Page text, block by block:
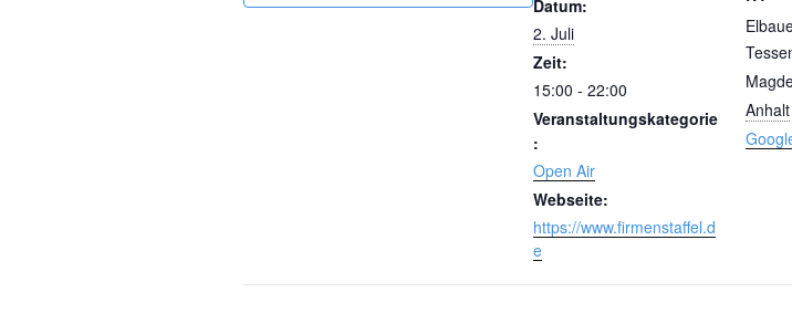
Datum:
2. Juli
Zeit:
15:00 - 22:00
Veranstaltungskategorie
:
Open Air
Webseite:
https://www.firmenstaffel.d
e
Anhalt